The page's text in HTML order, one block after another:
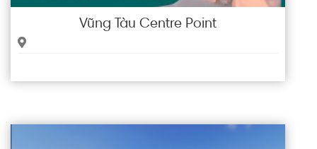
Vũng Tàu Centre Point